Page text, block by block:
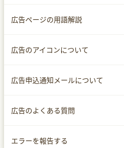
広告ページの用語解説
広告のアイコンについて
広告申込通知メールについて
広告のよくある質問
エラーを報告する